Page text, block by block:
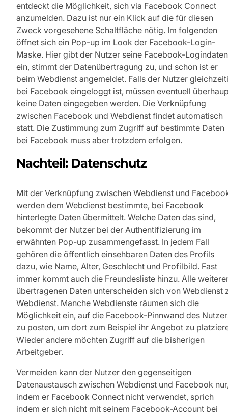
entdeckt die Möglichkeit, sich via Facebook Connect
anzumelden. Dazu ist nur ein Klick auf die für diesen
Zweck vorgesehene Schaltfläche nötig. Im folgenden
öffnet sich ein Pop-up im Look der Facebook-Login-
Maske. Hier gibt der Nutzer seine Facebook-Logindaten
ein, stimmt der Datenübertragung zu, und schon ist er
beim Webdienst angemeldet. Falls der Nutzer
bei Facebook eingeloggt ist, müssen eventuell
keine Daten eingegeben werden. Die Verknüpfung
zwischen Facebook und Webdienst findet automatisch
statt. Die Zustimmung zum Zugriff auf bestimmte Daten
bei Facebook muss aber trotzdem erfolgen.
Nachteil: Datenschutz
Mit der Verknüpfung zwischen Webdienst und
werden dem Webdienst bestimmte, bei Facebook
hinterlegte Daten übermittelt. Welche Daten das sind,
bekommt der Nutzer bei der Authentifizierung im
erwähnten Pop-up zusammengefasst. In jedem Fall
gehören die öffentlich einsehbaren Daten des Profils
dazu, wie Name, Alter, Geschlecht und Profilbild. Fast
immer kommt auch die Freundesliste hinzu. Alle
übertragenen Daten unterscheiden sich von Webdienst
Webdienst. Manche Webdienste räumen sich die
Möglichkeit ein, auf die Facebook-Pinnwand des
zu posten, um dort zum Beispiel ihr Angebot zu
Wieder andere möchten Zugriff auf die bisherigen
Arbeitgeber.
Vermeiden kann der Nutzer den gegenseitigen
Datenaustausch zwischen Webdienst und Facebook
indem er Facebook Connect nicht verwendet, sprich
indem er sich nicht mit seinem Facebook-Account bei